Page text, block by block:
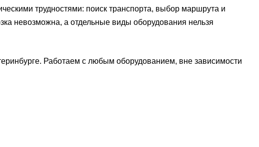
трудностями: поиск транспорта, выбор маршрута и
невозможна, а отдельные виды оборудования нельзя
Работаем с любым оборудованием, вне зависимости